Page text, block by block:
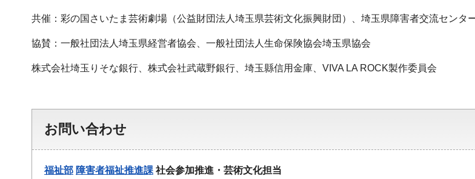
共催：彩の国さいたま芸術劇場（公益財団法人埼玉県芸術文化振興財団）、埼玉県障害者交流センタ
協賛：一般社団法人埼玉県経営者協会、一般社団法人生命保険協会埼玉県協会
株式会社埼玉りそな銀行、株式会社武蔵野銀行、埼玉縣信用金庫、VIVA LA ROCK製作委員会
お問い合わせ
福祉部 障害者福祉推進課 社会参加推進・芸術文化担当